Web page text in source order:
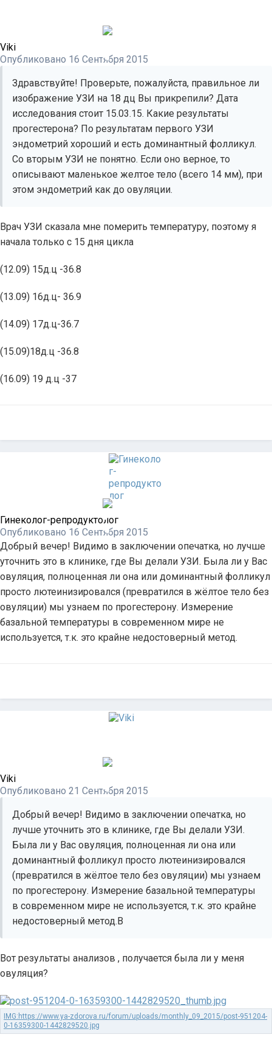
Viki
Опубликовано 16 Сентября 2015
Здравствуйте! Проверьте, пожалуйста, правильное ли
изображение УЗИ на 18 дц Вы прикрепили? Дата
исследования стоит 15.03.15. Какие результаты
прогестерона? По результатам первого УЗИ
эндометрий хороший и есть доминантный фолликул.
Со вторым УЗИ не понятно. Если оно верное, то
описывают маленькое желтое тело (всего 14 мм), при
этом эндометрий как до овуляции.
Врач УЗИ сказала мне померить температуру, поэтому я
начала только с 15 дня цикла
(12.09) 15д.ц -36.8
(13.09) 16д.ц- 36.9
(14.09) 17д.ц-36.7
(15.09)18д.ц -36.8
(16.09) 19 д.ц -37
Гинеколог-репродуктолог
Опубликовано 16 Сентября 2015
Добрый вечер! Видимо в заключении опечатка, но лучше
уточнить это в клинике, где Вы делали УЗИ. Была ли у Вас
овуляция, полноценная ли она или доминантный фолликул
просто лютеинизировался (превратился в жёлтое тело без
овуляции) мы узнаем по прогестерону. Измерение
базальной температуры в современном мире не
используется, т.к. это крайне недостоверный метод.
Viki
Опубликовано 21 Сентября 2015
Добрый вечер! Видимо в заключении опечатка, но
лучше уточнить это в клинике, где Вы делали УЗИ.
Была ли у Вас овуляция, полноценная ли она или
доминантный фолликул просто лютеинизировался
(превратился в жёлтое тело без овуляции) мы узнаем
по прогестерону. Измерение базальной температуры
в современном мире не используется, т.к. это крайне
недостоверный метод.В
Вот результаты анализов , получается была ли у меня
овуляция?